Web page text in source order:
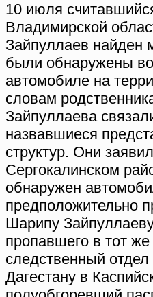
10 июля
Владимирской
Зайпуллаев найден
были обнаружены
автомобиле на
словам
Зайпуллаева
назвавшиеся
структур. Они
Сергокалинском
обнаружен
предположительно
Шарипу
пропавшего в тот
следственный
Дагестану в